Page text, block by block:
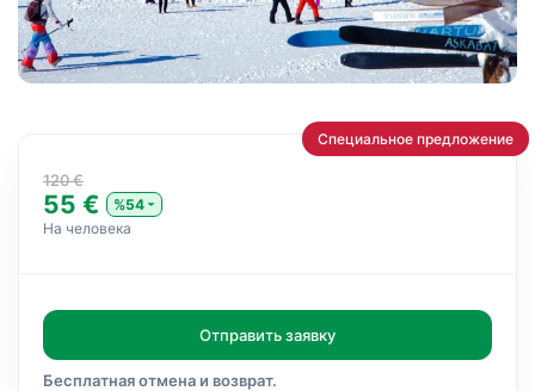
Специальное предложение
120 €
55 €
%54
На человека
Отправить заявку
Бесплатная отмена и возврат.